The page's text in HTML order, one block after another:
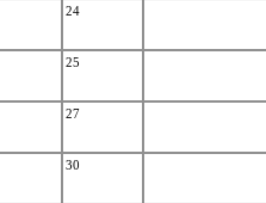
24
25
27
30